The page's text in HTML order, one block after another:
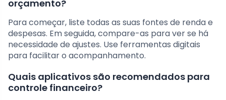
orçamento?
Para começar, liste todas as suas fontes de renda e
despesas. Em seguida, compare-as para ver se há
necessidade de ajustes. Use ferramentas digitais
para facilitar o acompanhamento.
Quais aplicativos são recomendados para
controle financeiro?